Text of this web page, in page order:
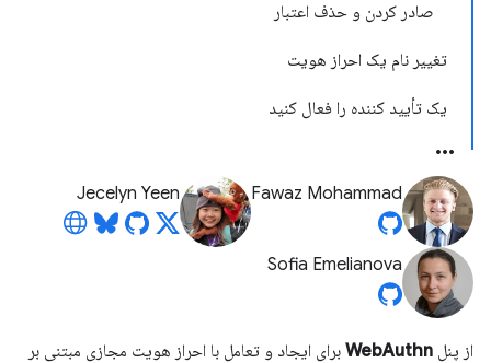
صادر کردن و حذف اعتبار
تغییر نام یک احراز هویت
یک تأیید کننده را فعال کنید
Fawaz Mohammad
Jecelyn Yeen
Sofia Emelianova
از پنل WebAuthn برای ایجاد و تعامل با احراز هویت مجازی مبتنی بر